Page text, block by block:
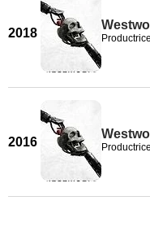
2018
2016